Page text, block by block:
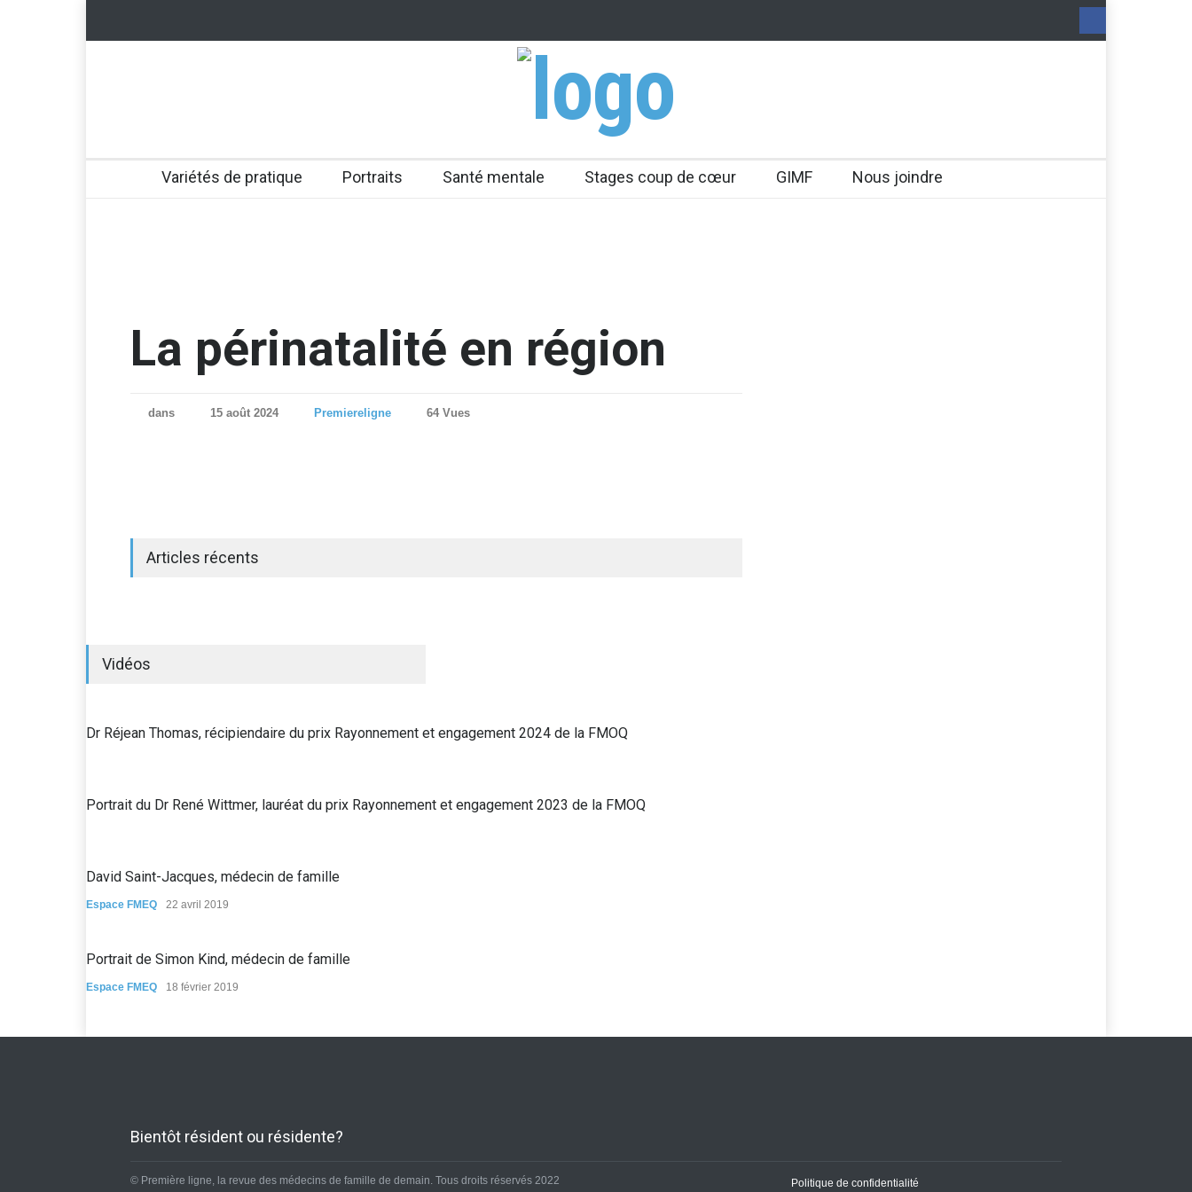
Variétés de pratique Portraits Santé mentale Stages coup de cœur GIMF Nous joindre
La périnatalité en région
dans 15 août 2024 Premiereligne 64 Vues
Articles récents
Vidéos
Dr Réjean Thomas, récipiendaire du prix Rayonnement et engagement 2024 de la FMOQ
Portrait du Dr René Wittmer, lauréat du prix Rayonnement et engagement 2023 de la FMOQ
David Saint-Jacques, médecin de famille
Espace FMEQ 22 avril 2019
Portrait de Simon Kind, médecin de famille
Espace FMEQ 18 février 2019
Bientôt résident ou résidente?
© Première ligne, la revue des médecins de famille de demain. Tous droits réservés 2022 Politique de confidentialité